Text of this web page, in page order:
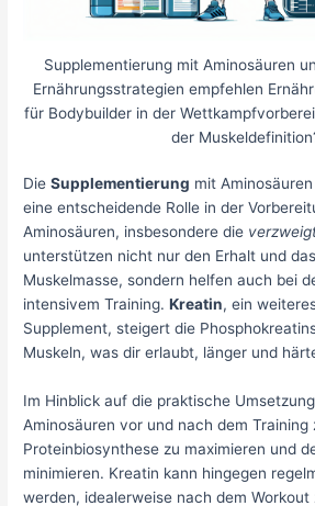
Supplementierung mit Aminosäuren
Ernährungsstrategien empfehlen
für Bodybuilder in der
der
DieSupplementierung mit
eine entscheidende Rolle in der
Aminosäuren, insbesondere die
unterstützen nicht nur den Erhalt und
Muskelmasse, sondern helfen auch bei
intensivem Training.Kreatin, ein
Supplement, steigert die
Muskeln, was dir erlaubt, länger und
Im Hinblick auf die praktische
Aminosäuren vor und nach dem Training
Proteinbiosynthese zu maximieren und
minimieren. Kreatin kann hingegen
werden, idealerweise nach dem